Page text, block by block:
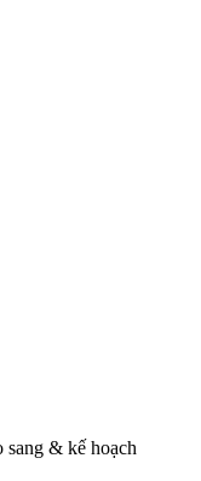
& kế hoạch